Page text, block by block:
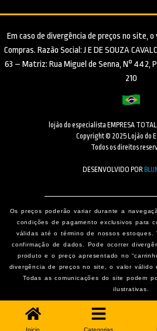
Em caso de divergência de preços no site, o
Compras. Razão Social: J E DE SOUZA
63 – Matriz: Rua Miguel de Senna, N° 442,
210
lojão do especialista EMPRESA
Copyright © 2025 Lojão do
Todos os direitos
DESENVOLVIDO POR
Os preços poderão variar durante a
condições de pagamento exclusivos para
válidas até o término de nossos estoques.
confirmação de dados. Pode ocorrer
produto e o preço apresentado no
divergência de preços no site, o valor válido
Todas as comunicações do site podem
ilustrativas.